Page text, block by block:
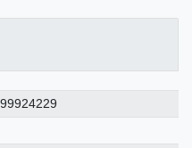
99924229